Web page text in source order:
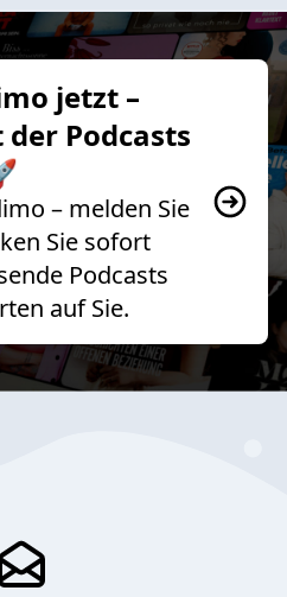
jetzt –
Podcasts
– melden Sie
Sie sofort
Podcasts
auf Sie.